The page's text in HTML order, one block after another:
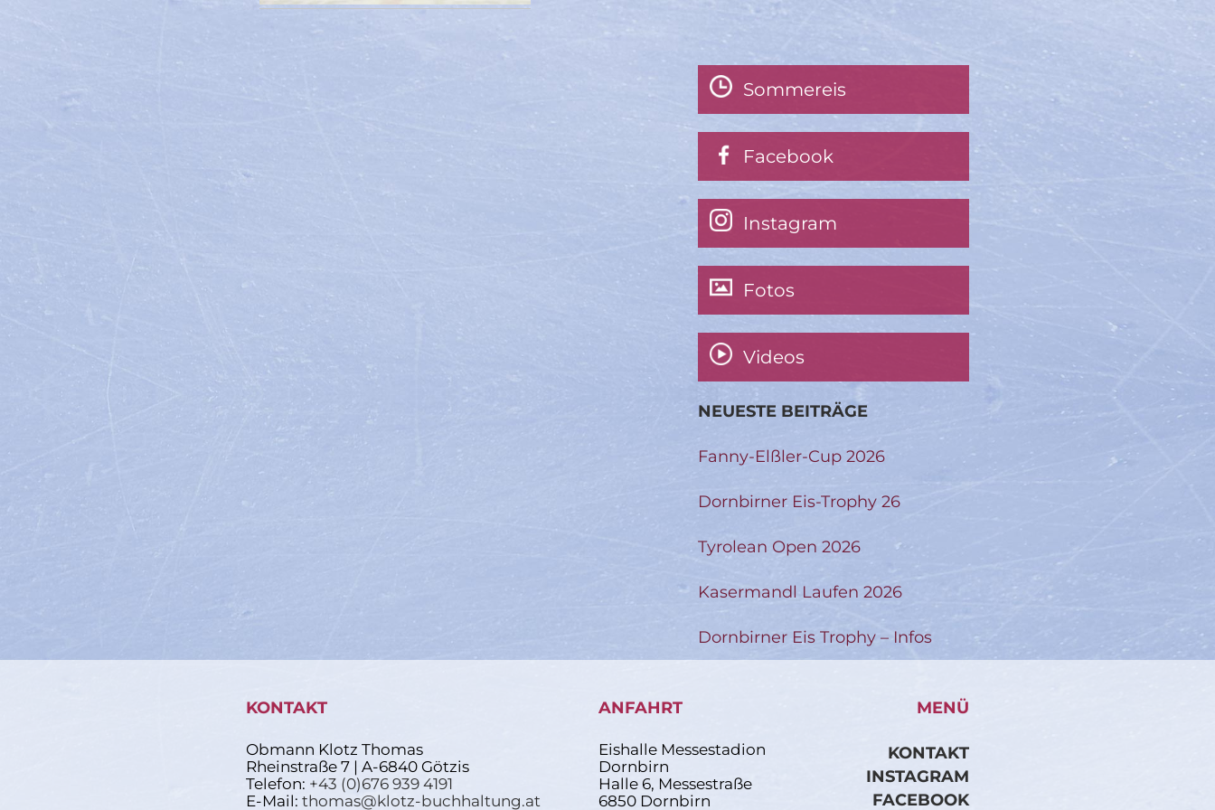
Sommereis
Facebook
Instagram
Fotos
Videos
NEUESTE BEITRÄGE
Fanny-Elßler-Cup 2026
Dornbirner Eis-Trophy 26
Tyrolean Open 2026
Kasermandl Laufen 2026
Dornbirner Eis Trophy – Infos
KONTAKT
Obmann Klotz Thomas
Rheinstraße 7 | A-6840 Götzis
Telefon: +43 (0)676 939 4191
E-Mail: thomas@klotz-buchhaltung.at
ANFAHRT
Eishalle Messestadion
Dornbirn
Halle 6, Messestraße
6850 Dornbirn
MENÜ
KONTAKT
INSTAGRAM
FACEBOOK